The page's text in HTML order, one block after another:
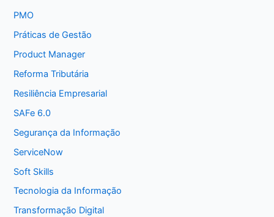
PMO
Práticas de Gestão
Product Manager
Reforma Tributária
Resiliência Empresarial
SAFe 6.0
Segurança da Informação
ServiceNow
Soft Skills
Tecnologia da Informação
Transformação Digital